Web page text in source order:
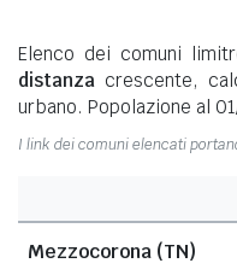
Elenco dei comuni
distanza crescente,
urbano. Popolazione al
I link dei comuni elencati
Mezzocorona (TN)